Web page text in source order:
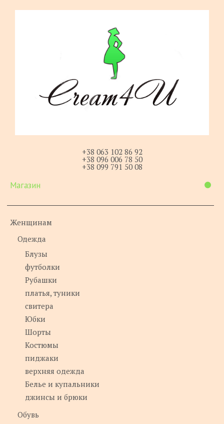
+38 063 102 86 92
+38 096 006 78 50
+38 099 791 50 08
Магазин
Женщинам
Одежда
Блузы
футболки
Рубашки
платья, туники
свитера
Юбки
Шорты
Костюмы
пиджаки
верхняя одежда
Белье и купальники
джинсы и брюки
Обувь